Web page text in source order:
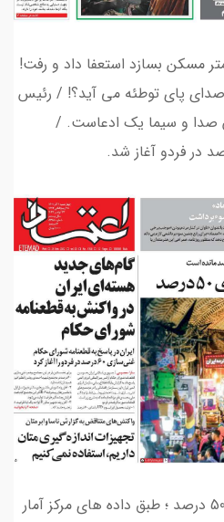
مسکن بسازد استعفا داد و رفت!
صدای پای توطئه می آید؟! / رئیس
صدا و سیما یک ادعاست. /
تورم برای کم درآمد ها، بالای 50 درصد ؛ طبق داده های مرکز آمار